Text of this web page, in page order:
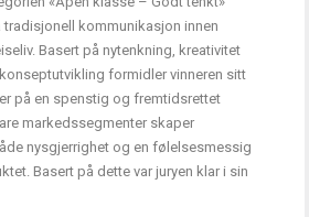
tradisjonell kommunikasjon innen
Basert på nytenkning, kreativitet
formidler vinneren sitt
på en spenstig og fremtidsrettet
markedssegmenter skaper
nysgjerrighet og en følelsesmessig
Basert på dette var juryen klar i sin